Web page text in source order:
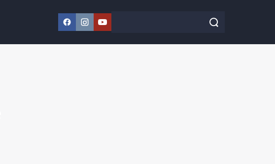
Facebook
Instagram
YouTube
Szukaj w serwisie Szukaj